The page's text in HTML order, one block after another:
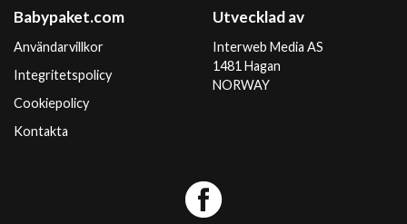
Babypaket.com
Användarvillkor
Integritetspolicy
Cookiepolicy
Kontakta
Utvecklad av
Interweb Media AS
1481 Hagan
NORWAY